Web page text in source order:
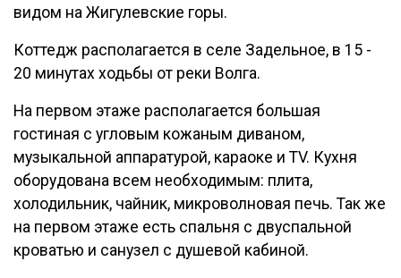
видом на Жигулевские горы.
Коттедж располагается в селе Задельное, в 15 -
20 минутах ходьбы от реки Волга.
На первом этаже располагается большая
гостиная с угловым кожаным диваном,
музыкальной аппаратурой, караоке и TV. Кухня
оборудована всем необходимым: плита,
холодильник, чайник, микроволновая печь. Так же
на первом этаже есть спальня с двуспальной
кроватью и санузел с душевой кабиной.